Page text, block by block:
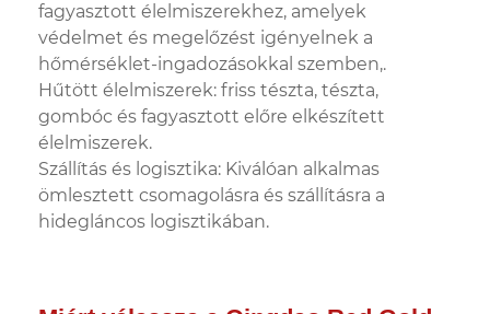
fagyasztott élelmiszerekhez, amelyek
védelmet és megelőzést igényelnek a
hőmérséklet-ingadozásokkal szemben,.
Hűtött élelmiszerek: friss tészta, tészta,
gombóc és fagyasztott előre elkészített
élelmiszerek.
Szállítás és logisztika: Kiválóan alkalmas
ömlesztett csomagolásra és szállításra a
hidegláncos logisztikában.